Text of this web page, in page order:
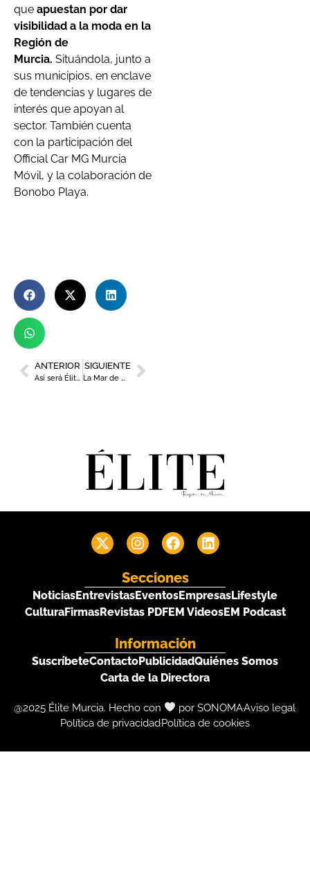
que apuestan por dar
visibilidad a la moda en la
Región de
Murcia. Situándola, junto a
sus municipios, en enclave
de tendencias y lugares de
interés que apoyan al
sector. También cuenta
con la participación del
Official Car MG Murcia
Móvil, y la colaboración de
Bonobo Playa.
ANTERIOR
Así será Élite Mujer Summit 2023
SIGUIENTE
La Mar de Músicas, premio al festival con mejor programación cultural de España
Secciones
NoticiasEntrevistasEventosEmpresasLifestyle
CulturaFirmasRevistas PDFEM VideosEM Podcast
Información
SuscríbeteContactoPublicidadQuiénes Somos
Carta de la Directora
@2025 Élite Murcia. Hecho con por SONOMAAviso legal
Política de privacidadPolítica de cookies